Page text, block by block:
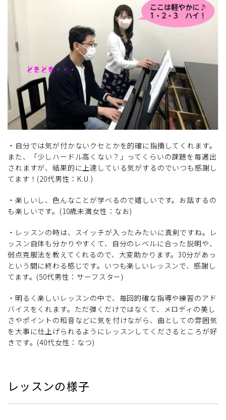
・自分では気が付かないクセとかを的確に指摘してくれます。
また、「少しハードル高くない？」ってくらいの課題を毎週出
されますが、結果的に上達している気がするのでいつも感謝し
てます！(20代男性：K.U.)
・楽しいし、色んなことが学べるので嬉しいです。お話するの
も楽しいです。(10歳未満女性：なお)
・レッスンの時は、スイッチが入ったみたいに真剣ですね。レ
ッスン自体も分かりやすくて、自分のレベルに合った説明や、
弱点克服法を教えてくれるので、大変助かります。30分があっ
という間に終わる感じです。いつも楽しいレッスンで、感謝し
てます。(50代男性：サーフスター)
・明るく楽しいレッスンの中で、毎回的確な指導や練習のアド
バイスをくれます。ただ弾くだけではなくて、メロディの美し
さやポイントの和音などに気を付けながら、曲としての雰囲気
を大事に仕上げられるようにレッスンしてくださるところが好
きです。(40代女性：なつ)
レッスンの様子